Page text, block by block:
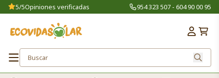
5/5Opiniones verificadas 954 323 507 - 604 90 00 95